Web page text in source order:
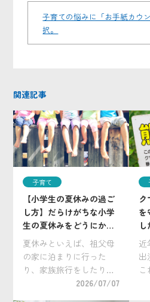
子育ての悩みに「お手紙カウ
択。
関連記事
子育て
【小学生の夏休みの過ご
し方】だらけがちな小学
生の夏休みをどうにかし
たい！
夏休みといえば、祖父母
の家に泊まりに行った
り、家族旅行をしたり
と、普段なかなか行けな
2026/07/07
ク
を
近
出